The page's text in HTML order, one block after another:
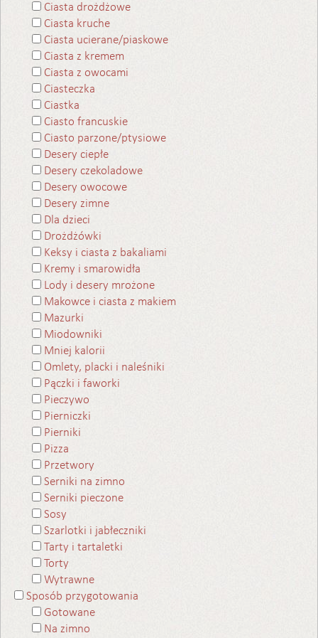
Ciasta drożdżowe
Ciasta kruche
Ciasta ucierane/piaskowe
Ciasta z kremem
Ciasta z owocami
Ciasteczka
Ciastka
Ciasto francuskie
Ciasto parzone/ptysiowe
Desery ciepłe
Desery czekoladowe
Desery owocowe
Desery zimne
Dla dzieci
Drożdżówki
Keksy i ciasta z bakaliami
Kremy i smarowidła
Lody i desery mrożone
Makowce i ciasta z makiem
Mazurki
Miodowniki
Mniej kalorii
Omlety, placki i naleśniki
Pączki i faworki
Pieczywo
Pierniczki
Pierniki
Pizza
Przetwory
Serniki na zimno
Serniki pieczone
Sosy
Szarlotki i jabłeczniki
Tarty i tartaletki
Torty
Wytrawne
Sposób przygotowania
Gotowane
Na zimno